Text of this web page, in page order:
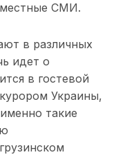
СМИ.
в различных
идет о
в гостевой
Украины,
такие